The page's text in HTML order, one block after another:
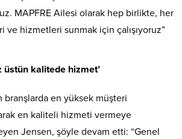
MAPFRE Ailesi olarak hep birlikte, her
ve hizmetleri sunmak için çalışıyoruz”
üstün kalitede hizmet’
en yüksek müşteri
en kaliteli hizmeti vermeye
Jensen, şöyle devam etti: “Genel